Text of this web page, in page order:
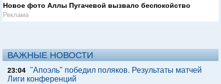
Новое фото Аллы Пугачевой вызвало беспокойство
Реклама
ВАЖНЫЕ НОВОСТИ
23:04 "Апоэль" победил поляков. Результаты матчей
Лиги конференций